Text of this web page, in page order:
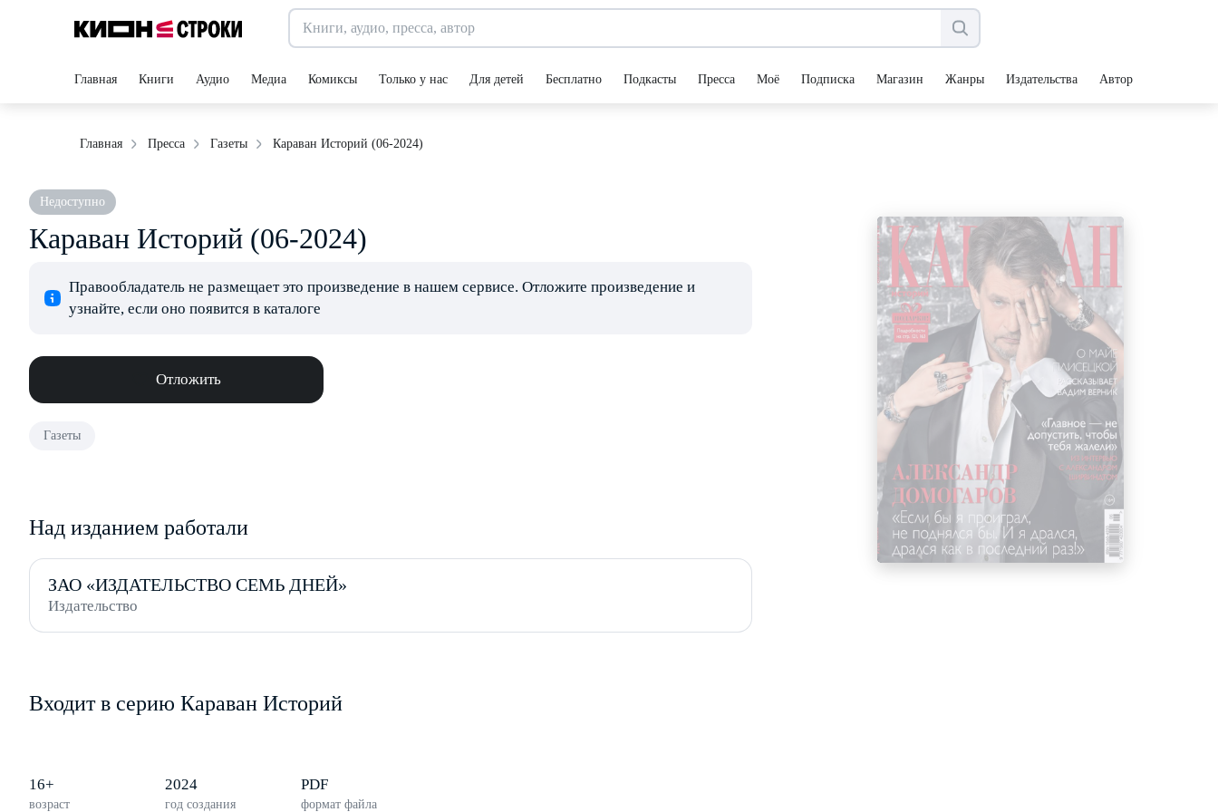
Главная Книги Аудио Медиа Комиксы Только у нас Для детей Бесплатно Подкасты Пресса Моё Подписка Магазин Жанры Издательства Авторы
Главная Пресса Газеты Караван Историй (06-2024)
Недоступно
Караван Историй (06-2024)
Правообладатель не размещает это произведение в нашем сервисе. Отложите произведение и
узнайте, если оно появится в каталоге
Отложить
Газеты
Над изданием работали
ЗАО «ИЗДАТЕЛЬСТВО СЕМЬ ДНЕЙ»
Издательство
Входит в серию Караван Историй
16+
возраст
2024
год создания
PDF
формат файла